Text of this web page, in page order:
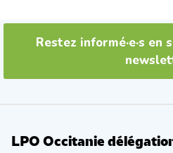
Restez informé·e·s
LPO Occitanie